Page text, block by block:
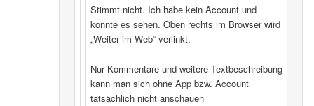
Stimmt nicht. Ich habe kein Account und
konnte es sehen. Oben rechts im Browser wird
„Weiter im Web“ verlinkt.
Nur Kommentare und weitere Textbeschreibung
kann man sich ohne App bzw. Account
tatsächlich nicht anschauen